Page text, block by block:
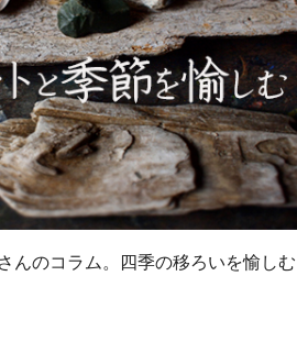
んのコラム。四季の移ろいを愉しむ